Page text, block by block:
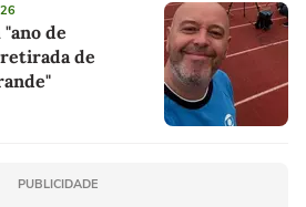
de
de
PUBLICIDADE